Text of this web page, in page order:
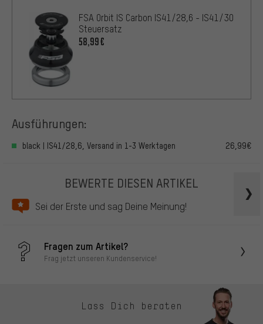
FSA Orbit IS Carbon IS41/28,6 - IS41/30
Steuersatz
58,99€
Ausführungen:
black | IS41/28,6, Versand in 1-3 Werktagen 26,99€
BEWERTE DIESEN ARTIKEL
Sei der Erste und sag Deine Meinung!
Fragen zum Artikel?
Frag jetzt unseren Kundenservice!
Lass Dich beraten